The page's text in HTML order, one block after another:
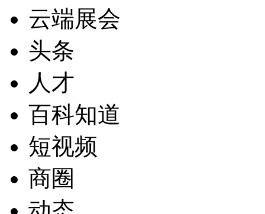
云端展会
头条
人才
百科知道
短视频
商圈